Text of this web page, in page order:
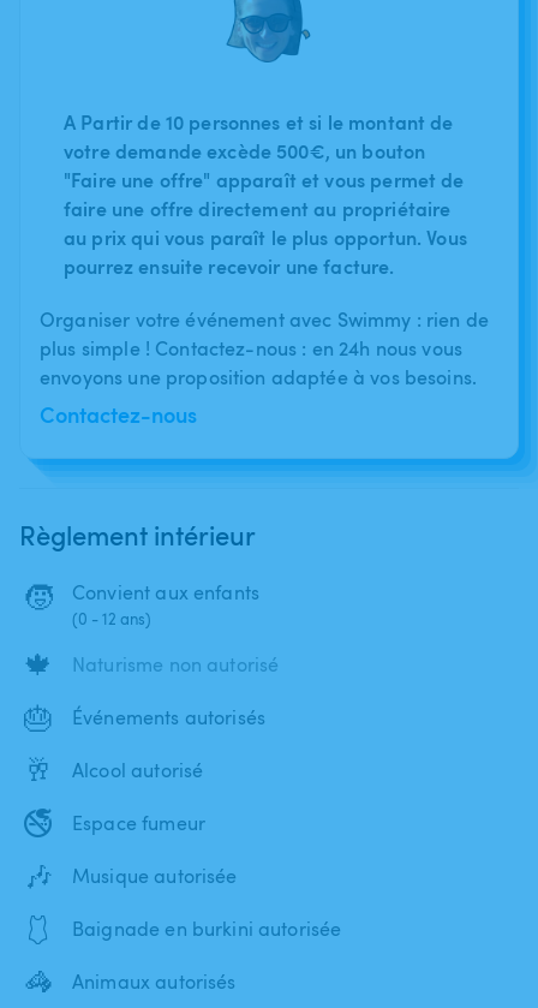
A Partir de 10 personnes et si le montant de
votre demande excède 500€, un bouton
"Faire une offre" apparaît et vous permet de
faire une offre directement au propriétaire
au prix qui vous paraît le plus opportun. Vous
pourrez ensuite recevoir une facture.
Organiser votre événement avec Swimmy : rien de
plus simple ! Contactez-nous : en 24h nous vous
envoyons une proposition adaptée à vos besoins.
Contactez-nous
Règlement intérieur
🧒 Convient aux enfants
(0 - 12 ans)
🍁 Naturisme non autorisé
🎂 Événements autorisés
🥂 Alcool autorisé
🚭 Espace fumeur
🎶 Musique autorisée
🩱 Baignade en burkini autorisée
🦓 Animaux autorisés